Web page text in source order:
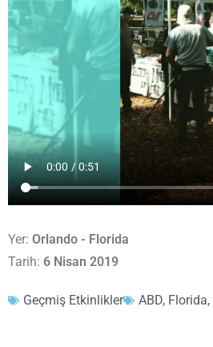
Yer: Orlando - Florida
Tarih: 6 Nisan 2019
Geçmiş Etkinlikler ABD, Florida,